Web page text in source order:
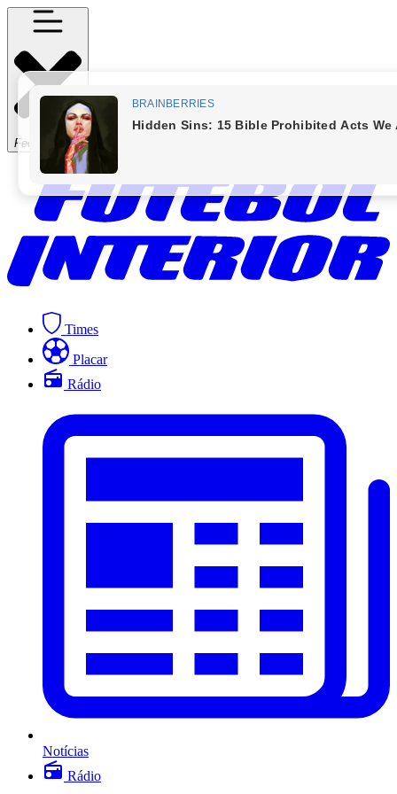
Fechar Menu
Times
Placar
Rádio
Notícias
Rádio